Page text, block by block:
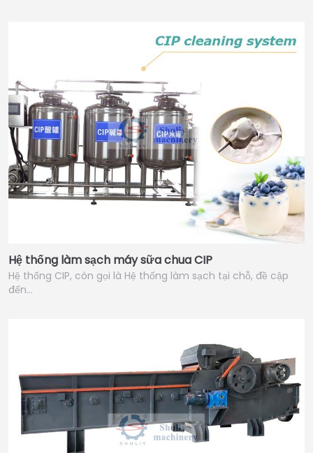
Hệ thống làm sạch máy sữa chua CIP
Hệ thống CIP, còn gọi là Hệ thống làm sạch tại chỗ, đề cập
đến…